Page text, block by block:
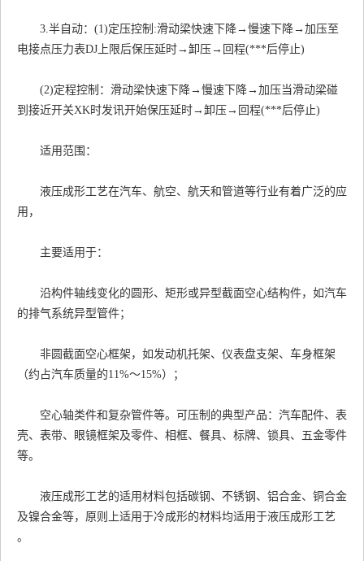
3.半自动：(1)定压控制:滑动梁快速下降→慢速下降→加压至
电接点压力表DJ上限后保压延时→卸压→回程(***后停止)
(2)定程控制：滑动梁快速下降→慢速下降→加压当滑动梁碰
到接近开关XK时发讯开始保压延时→卸压→回程(***后停止)
适用范围：
液压成形工艺在汽车、航空、航天和管道等行业有着广泛的应
用，
主要适用于：
沿构件轴线变化的圆形、矩形或异型截面空心结构件，如汽车
的排气系统异型管件；
非圆截面空心框架，如发动机托架、仪表盘支架、车身框架
（约占汽车质量的11%～15%）；
空心轴类件和复杂管件等。可压制的典型产品：汽车配件、表
壳、表带、眼镜框架及零件、相框、餐具、标牌、锁具、五金零件
等。
液压成形工艺的适用材料包括碳钢、不锈钢、铝合金、铜合金
及镍合金等，原则上适用于冷成形的材料均适用于液压成形工艺
。